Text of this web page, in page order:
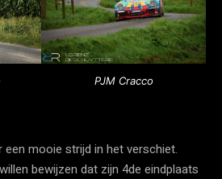
PJM Cracco
een mooie strijd in het verschiet.
bewijzen dat zijn 4de eindplaats